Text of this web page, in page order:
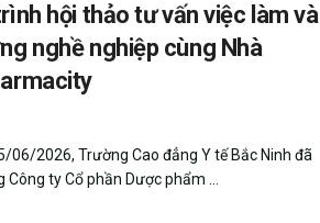
hội thảo tư vấn việc làm và
nghề nghiệp cùng Nhà
06/2026, Trường Cao đẳng Y tế Bắc Ninh đã
Công ty Cổ phần Dược phẩm ...